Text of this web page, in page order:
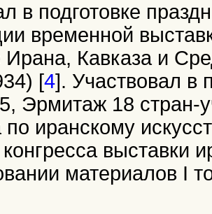
в подготовке
временной
Ирана, Кавказа и
[4]. Участвовал в
Эрмитаж 18 стран-
по иранскому
выставки
материалов I